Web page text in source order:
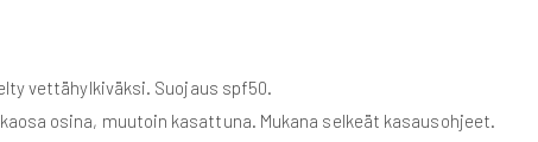
vettähylkiväksi. Suojaus spf50.
osina, muutoin kasattuna. Mukana selkeät kasausohjeet.